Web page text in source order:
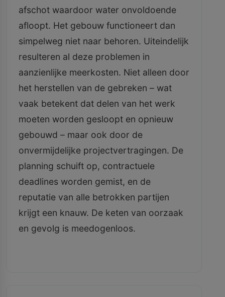
afschot waardoor water onvoldoende
afloopt. Het gebouw functioneert dan
simpelweg niet naar behoren. Uiteindelijk
resulteren al deze problemen in
aanzienlijke meerkosten. Niet alleen door
het herstellen van de gebreken – wat
vaak betekent dat delen van het werk
moeten worden gesloopt en opnieuw
gebouwd – maar ook door de
onvermijdelijke projectvertragingen. De
planning schuift op, contractuele
deadlines worden gemist, en de
reputatie van alle betrokken partijen
krijgt een knauw. De keten van oorzaak
en gevolg is meedogenloos.